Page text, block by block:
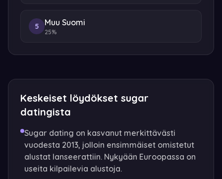
5 Muu Suomi
25%
Keskeiset löydökset sugar
datingista
Sugar dating on kasvanut merkittävästi
vuodesta 2013, jolloin ensimmäiset omistetut
alustat lanseerattiin. Nykyään Euroopassa on
useita kilpailevia alustoja.